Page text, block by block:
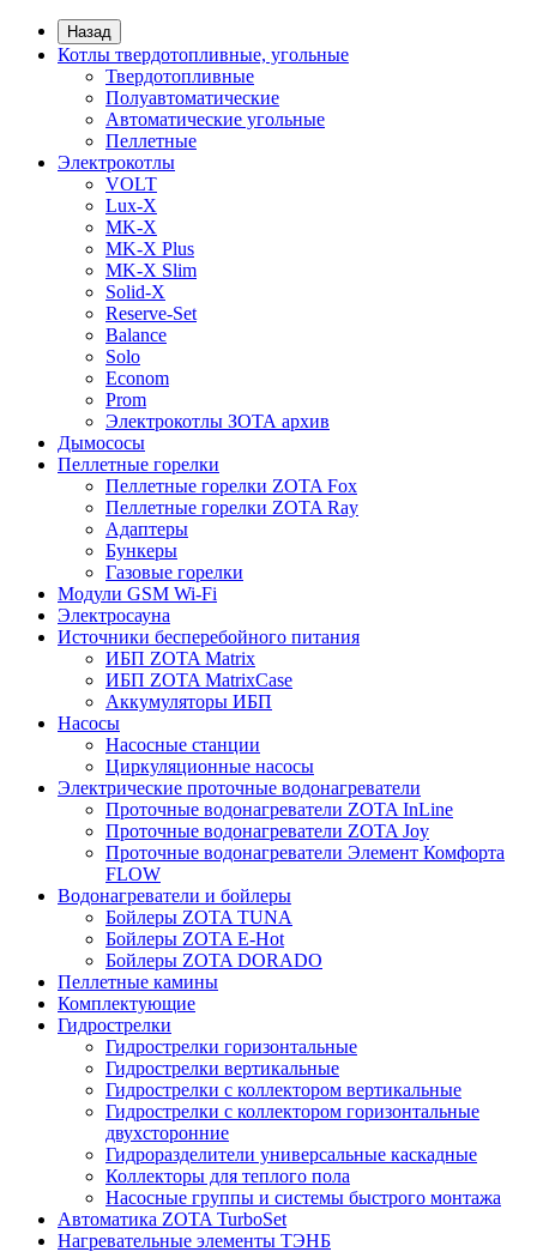
Назад
Котлы твердотопливные, угольные
Твердотопливные
Полуавтоматические
Автоматические угольные
Пеллетные
Электрокотлы
VOLT
Lux-X
MK-X
MK-X Plus
MK-X Slim
Solid-X
Reserve-Set
Balance
Solo
Econom
Prom
Электрокотлы ЗОТА архив
Дымососы
Пеллетные горелки
Пеллетные горелки ZOTA Fox
Пеллетные горелки ZOTA Ray
Адаптеры
Бункеры
Газовые горелки
Модули GSM Wi-Fi
Электросауна
Источники бесперебойного питания
ИБП ZOTA Matrix
ИБП ZOTA MatrixCase
Аккумуляторы ИБП
Насосы
Насосные станции
Циркуляционные насосы
Электрические проточные водонагреватели
Проточные водонагреватели ZOTA InLine
Проточные водонагреватели ZOTA Joy
Проточные водонагреватели Элемент Комфорта
FLOW
Водонагреватели и бойлеры
Бойлеры ZOTA TUNA
Бойлеры ZOTA E-Hot
Бойлеры ZOTA DORADO
Пеллетные камины
Комплектующие
Гидрострелки
Гидрострелки горизонтальные
Гидрострелки вертикальные
Гидрострелки с коллектором вертикальные
Гидрострелки с коллектором горизонтальные
двухсторонние
Гидроразделители универсальные каскадные
Коллекторы для теплого пола
Насосные группы и системы быстрого монтажа
Автоматика ZOTA TurboSet
Нагревательные элементы ТЭНБ